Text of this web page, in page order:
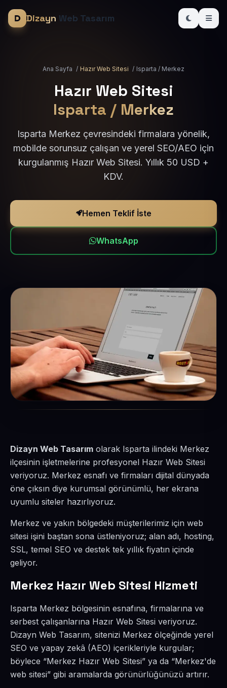
Dizayn Web Tasarım
Ana Sayfa / Hazır Web Sitesi / Isparta / Merkez
Hazır Web Sitesi
Isparta / Merkez
Isparta Merkez çevresindeki firmalara yönelik,
mobilde sorunsuz çalışan ve yerel SEO/AEO için
kurgulanmış Hazır Web Sitesi. Yıllık 50 USD +
KDV.
Hemen Teklif İste
WhatsApp
Dizayn Web Tasarım olarak Isparta ilindeki Merkez
ilçesinin işletmelerine profesyonel Hazır Web Sitesi
veriyoruz. Merkez esnafı ve firmaları dijital dünyada
öne çıksın diye kurumsal görünümlü, her ekrana
uyumlu siteler hazırlıyoruz.
Merkez ve yakın bölgedeki müşterilerimiz için web
sitesi işini baştan sona üstleniyoruz; alan adı, hosting,
SSL, temel SEO ve destek tek yıllık fiyatın içinde
geliyor.
Merkez Hazır Web Sitesi Hizmeti
Isparta Merkez bölgesinin esnafına, firmalarına ve
serbest çalışanlarına Hazır Web Sitesi veriyoruz.
Dizayn Web Tasarım, sitenizi Merkez ölçeğinde yerel
SEO ve yapay zekâ (AEO) içerikleriyle kurgular;
böylece “Merkez Hazır Web Sitesi” ya da “Merkez'de
web sitesi” gibi aramalarda görünürlüğünüzü artırır.